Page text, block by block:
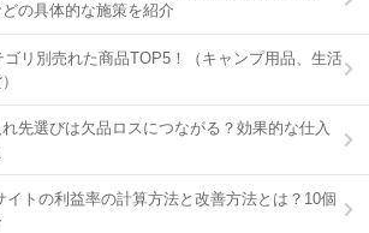
の具体的な施策を紹介
ゴリ別売れた商品TOP5！（キャンプ用品、生活
先選びは欠品ロスにつながる？効果的な仕入
イトの利益率の計算方法と改善方法とは？10個